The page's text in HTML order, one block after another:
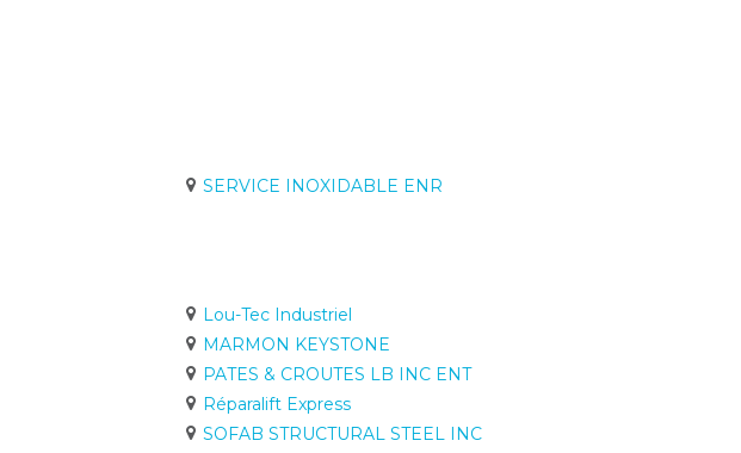
SERVICE INOXIDABLE ENR
Lou-Tec Industriel
MARMON KEYSTONE
PATES & CROUTES LB INC ENT
Réparalift Express
SOFAB STRUCTURAL STEEL INC